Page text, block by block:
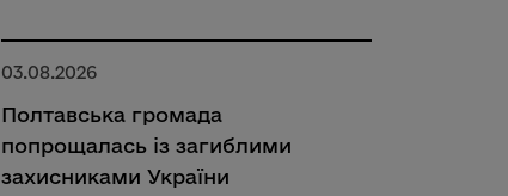
03.08.2026
Полтавська громада
попрощалась із загиблими
захисниками України